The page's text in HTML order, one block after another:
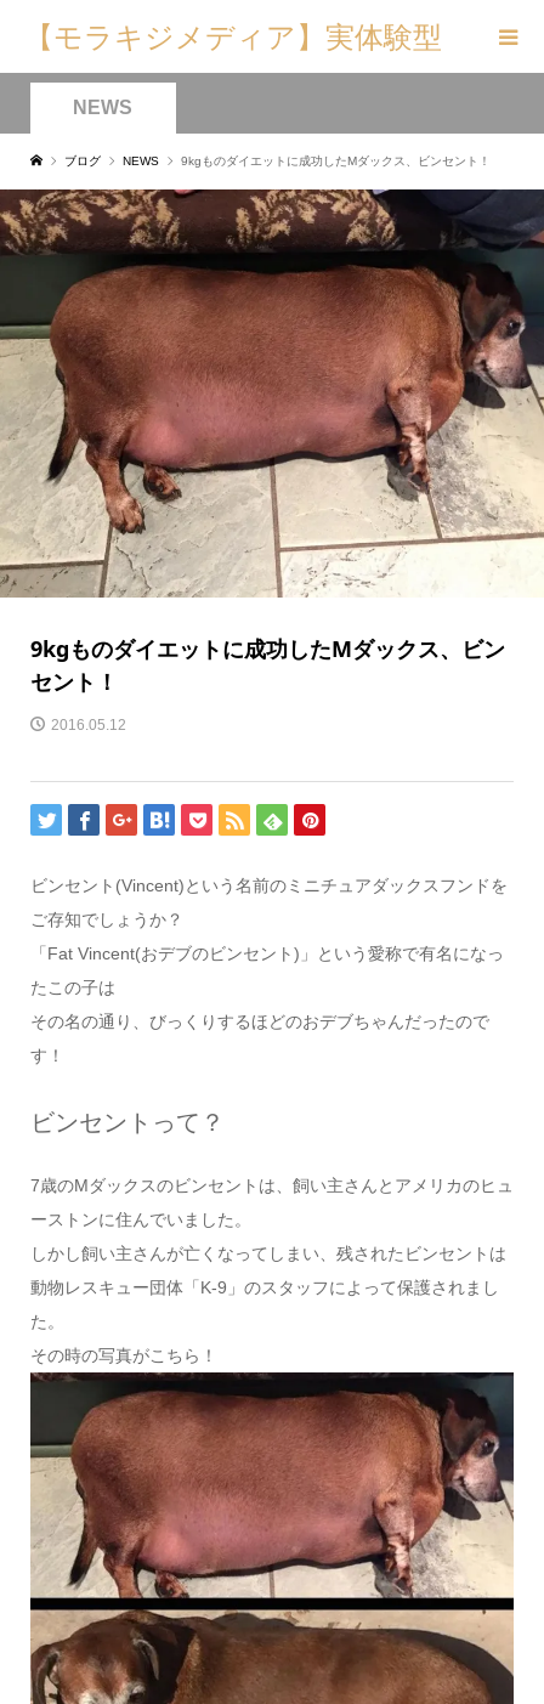
【モラキジメディア】実体験型
の犬メディア&トリーツ専門店
NEWS
ブログ NEWS 9kgものダイエットに成功したMダックス、ビンセント！
9kgものダイエットに成功したMダックス、ビン
セント！
2016.05.12
ビンセント(Vincent)という名前のミニチュアダックスフンドを
ご存知でしょうか？
「Fat Vincent(おデブのビンセント)」という愛称で有名になっ
たこの子は
その名の通り、びっくりするほどのおデブちゃんだったので
す！
ビンセントって？
7歳のMダックスのビンセントは、飼い主さんとアメリカのヒュ
ーストンに住んでいました。
しかし飼い主さんが亡くなってしまい、残されたビンセントは
動物レスキュー団体「K-9」のスタッフによって保護されまし
た。
その時の写真がこちら！